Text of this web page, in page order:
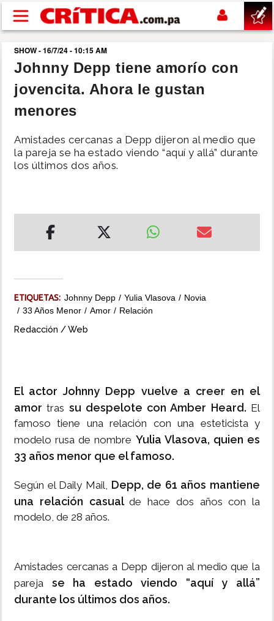
Pasar al contenido principal
buscar
SUCESOS
POLÍTICA
DEPORTES
INSÓLITAS
MULTIMEDIA
SHOW - 16/7/24 - 10:15 AM
Johnny Depp tiene amorío con
jovencita. Ahora le gustan
menores
Amistades cercanas a Depp dijeron al medio que
la pareja se ha estado viendo “aquí y allá” durante
los últimos dos años.
ETIQUETAS: Johnny Depp Yulia Vlasova
Novia
33 Años Menor
Amor Relación
Redacción / Web
El actor Johnny Depp vuelve a creer en el
amortras su despelote con Amber Heard. El
famoso tiene una relación con una esteticista y
modelo rusa de nombre Yulia Vlasova, quien es
33 años menor que el famoso.
Según el Daily Mail, Depp, de 61 años mantiene
una relación casualde hace dos años con la
modelo, de 28 años.
Amistades cercanas a Depp dijeron al medio que la
pareja se ha estado viendo “aquí y allá”
durante los últimos dos años.